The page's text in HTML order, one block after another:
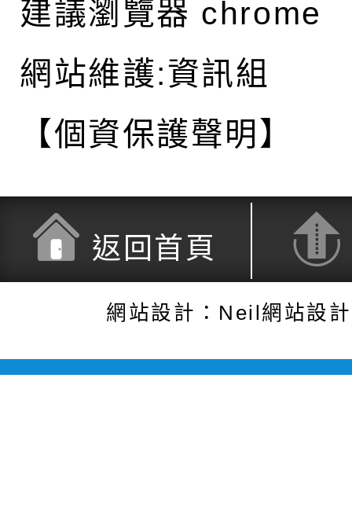
建議瀏覽器 chrome
網站維護:資訊組
【個資保護聲明】
返回首頁
網站設計：Neil網站設